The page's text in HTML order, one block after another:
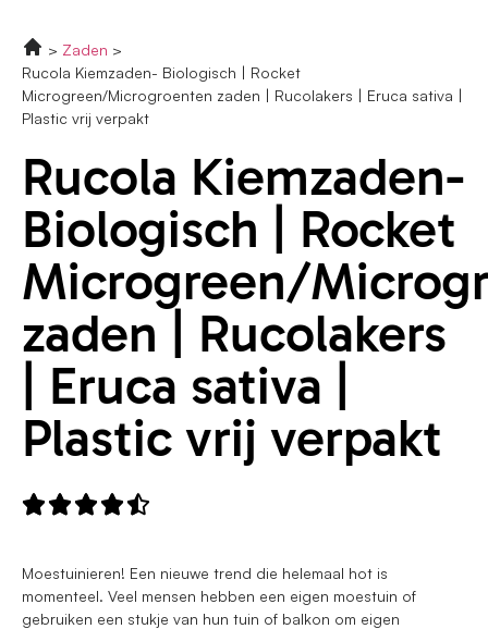
Zaden
Rucola Kiemzaden- Biologisch | Rocket
Microgreen/Microgroenten zaden | Rucolakers | Eruca sativa |
Plastic vrij verpakt
Rucola Kiemzaden-
Biologisch | Rocket
Microgreen/
zaden | Rucolakers
| Eruca sativa |
Plastic vrij verpakt

Moestuinieren! Een nieuwe trend die helemaal hot is
momenteel. Veel mensen hebben een eigen moestuin of
gebruiken een stukje van hun tuin of balkon om eigen